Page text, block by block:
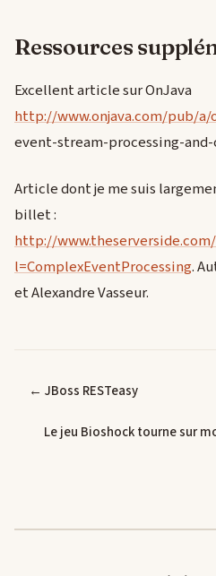
Ressources
Excellent article sur OnJava
http://www.onjava.com/pub/a/
event-stream-processing-
Article dont je me suis
billet :
http://
l=ComplexEventProcessing.
et Alexandre Vasseur.
← JBoss RESTeasy
Le jeu Bioshock tourne sur